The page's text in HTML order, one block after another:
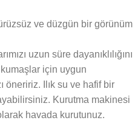
ve düzgün bir görünüm
uzun süre dayanıklılığını
için uygun
öneririz. Ilık su ve hafif bir
Kurutma makinesi
havada kurutunuz.